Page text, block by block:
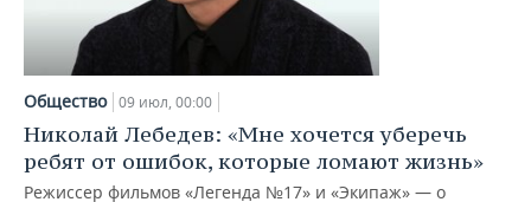
Общество 09 июл, 00:00
Николай Лебедев: «Мне хочется уберечь
ребят от ошибок, которые ломают жизнь»
Режиссер фильмов «Легенда №17» и «Экипаж» — о